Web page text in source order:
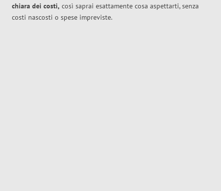
chiara dei costi, così saprai esattamente cosa aspettarti, senza
costi nascosti o spese impreviste.